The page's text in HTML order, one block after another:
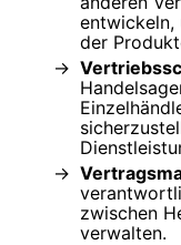
entwickeln,
der
zwischen
verwalten.